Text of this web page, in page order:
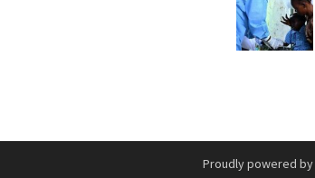
Proudly powered by